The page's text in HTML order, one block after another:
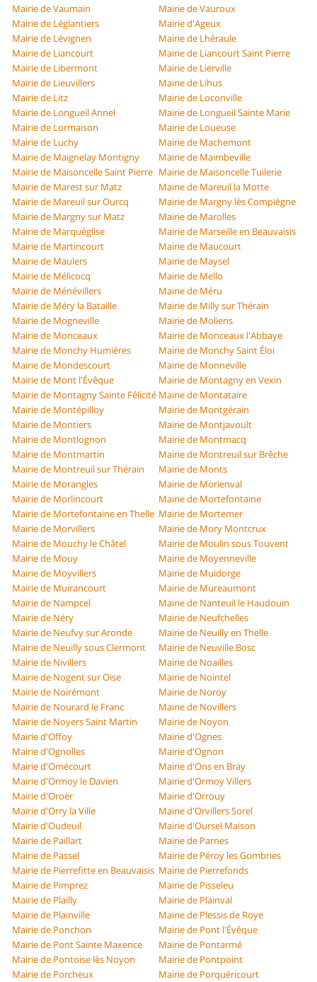
Mairie de Vaumain
Mairie de Vauroux
Mairie de Léglantiers
Mairie d'Ageux
Mairie de Lévignen
Mairie de Lhéraule
Mairie de Liancourt
Mairie de Liancourt Saint Pierre
Mairie de Libermont
Mairie de Lierville
Mairie de Lieuvillers
Mairie de Lihus
Mairie de Litz
Mairie de Loconville
Mairie de Longueil Annel
Mairie de Longueil Sainte Marie
Mairie de Lormaison
Mairie de Loueuse
Mairie de Luchy
Mairie de Machemont
Mairie de Maignelay Montigny
Mairie de Maimbeville
Mairie de Maisoncelle Saint Pierre Mairie de Maisoncelle Tuilerie
Mairie de Marest sur Matz
Mairie de Mareuil la Motte
Mairie de Mareuil sur Ourcq
Mairie de Margny lès Compiègne
Mairie de Margny sur Matz
Mairie de Marolles
Mairie de Marquéglise
Mairie de Marseille en Beauvaisis
Mairie de Martincourt
Mairie de Maucourt
Mairie de Maulers
Mairie de Maysel
Mairie de Mélicocq
Mairie de Mello
Mairie de Ménévillers
Mairie de Méru
Mairie de Méry la Bataille
Mairie de Milly sur Thérain
Mairie de Mogneville
Mairie de Moliens
Mairie de Monceaux
Mairie de Monceaux l'Abbaye
Mairie de Monchy Humières
Mairie de Monchy Saint Éloi
Mairie de Mondescourt
Mairie de Monneville
Mairie de Mont l'Évêque
Mairie de Montagny en Vexin
Mairie de Montagny Sainte Félicité Mairie de Montataire
Mairie de Montépilloy
Mairie de Montgérain
Mairie de Montiers
Mairie de Montjavoult
Mairie de Montlognon
Mairie de Montmacq
Mairie de Montmartin
Mairie de Montreuil sur Brêche
Mairie de Montreuil sur Thérain
Mairie de Monts
Mairie de Morangles
Mairie de Morienval
Mairie de Morlincourt
Mairie de Mortefontaine
Mairie de Mortefontaine en Thelle Mairie de Mortemer
Mairie de Morvillers
Mairie de Mory Montcrux
Mairie de Mouchy le Châtel
Mairie de Moulin sous Touvent
Mairie de Mouy
Mairie de Moyenneville
Mairie de Moyvillers
Mairie de Muidorge
Mairie de Muirancourt
Mairie de Mureaumont
Mairie de Nampcel
Mairie de Nanteuil le Haudouin
Mairie de Néry
Mairie de Neufchelles
Mairie de Neufvy sur Aronde
Mairie de Neuilly en Thelle
Mairie de Neuilly sous Clermont
Mairie de Neuville Bosc
Mairie de Nivillers
Mairie de Noailles
Mairie de Nogent sur Oise
Mairie de Nointel
Mairie de Noirémont
Mairie de Noroy
Mairie de Nourard le Franc
Mairie de Novillers
Mairie de Noyers Saint Martin
Mairie de Noyon
Mairie d'Offoy
Mairie d'Ognes
Mairie d'Ognolles
Mairie d'Ognon
Mairie d'Omécourt
Mairie d'Ons en Bray
Mairie d'Ormoy le Davien
Mairie d'Ormoy Villers
Mairie d'Oroër
Mairie d'Orrouy
Mairie d'Orry la Ville
Mairie d'Orvillers Sorel
Mairie d'Oudeuil
Mairie d'Oursel Maison
Mairie de Paillart
Mairie de Parnes
Mairie de Passel
Mairie de Péroy les Gombries
Mairie de Pierrefitte en Beauvaisis Mairie de Pierrefonds
Mairie de Pimprez
Mairie de Pisseleu
Mairie de Plailly
Mairie de Plainval
Mairie de Plainville
Mairie de Plessis de Roye
Mairie de Ponchon
Mairie de Pont l'Évêque
Mairie de Pont Sainte Maxence
Mairie de Pontarmé
Mairie de Pontoise lès Noyon
Mairie de Pontpoint
Mairie de Porcheux
Mairie de Porquéricourt